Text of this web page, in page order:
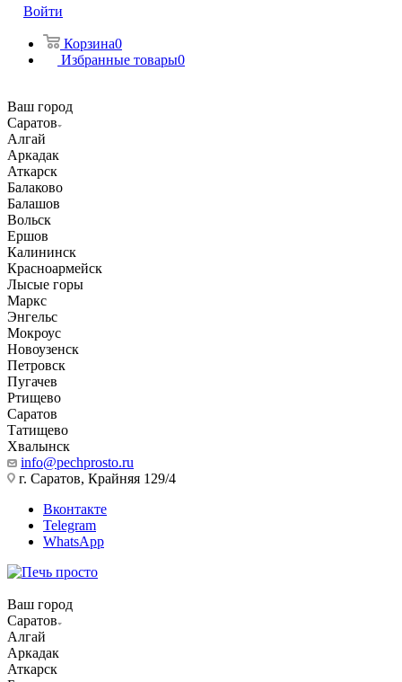
Войти
Корзина0
Избранные товары0
Ваш город
Саратов
Алгай
Аркадак
Аткарск
Балаково
Балашов
Вольск
Ершов
Калининск
Красноармейск
Лысые горы
Маркс
Энгельс
Мокроус
Новоузенск
Петровск
Пугачев
Ртищево
Саратов
Татищево
Хвалынск
info@pechprosto.ru
г. Саратов, Крайняя 129/4
Вконтакте
Telegram
WhatsApp
Ваш город
Саратов
Алгай
Аркадак
Аткарск